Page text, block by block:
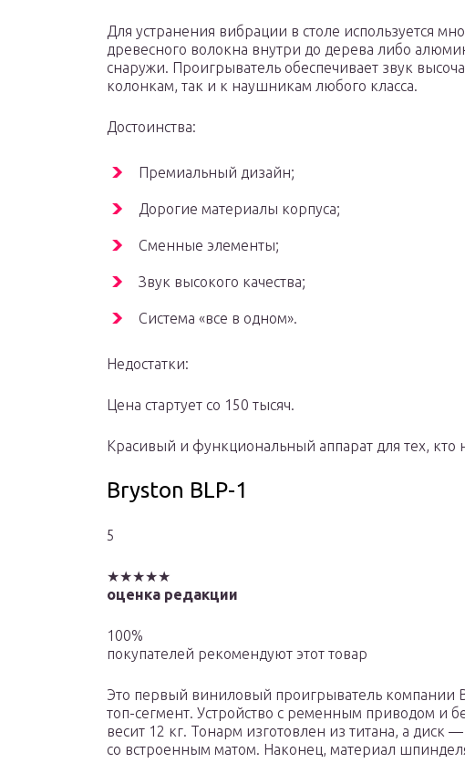
Для устранения вибрации в столе используется
древесного волокна внутри до дерева либо
снаружи. Проигрыватель обеспечивает звук
колонкам, так и к наушникам любого класса.
Достоинства:
Премиальный дизайн;
Дорогие материалы корпуса;
Сменные элементы;
Звук высокого качества;
Система «все в одном».
Недостатки:
Цена стартует со 150 тысяч.
Красивый и функциональный аппарат для тех,
Bryston BLP-1
5
★★★★★
оценка редакции
100%
покупателей рекомендуют этот товар
Это первый виниловый проигрыватель компании
топ-сегмент. Устройство с ременным приводом и
весит 12 кг. Тонарм изготовлен из титана, а диск
со встроенным матом. Наконец, материал